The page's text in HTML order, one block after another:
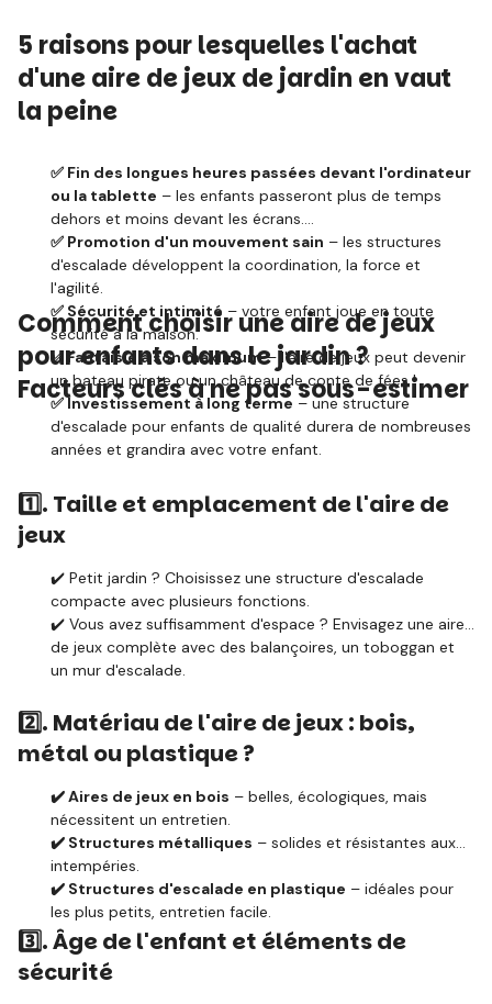
5 raisons pour lesquelles l'achat
d'une aire de jeux de jardin en vaut
la peine
✅ Fin des longues heures passées devant l'ordinateur
ou la tablette – les enfants passeront plus de temps
dehors et moins devant les écrans.
✅ Promotion d'un mouvement sain – les structures
d'escalade développent la coordination, la force et
l'agilité.
✅ Sécurité et intimité – votre enfant joue en toute
sécurité à la maison.
✅ Fantaisie à son maximum– l'aire de jeux peut devenir
un bateau pirate ou un château de conte de fées !
✅ Investissement à long terme – une structure
d'escalade pour enfants de qualité durera de nombreuses
années et grandira avec votre enfant.
Comment choisir une aire de jeux
pour enfants dans le jardin ?
Facteurs clés à ne pas sous-estimer
1️⃣. Taille et emplacement de l'aire de
jeux
✔️ Petit jardin ? Choisissez une structure d'escalade
compacte avec plusieurs fonctions.
✔️ Vous avez suffisamment d'espace ? Envisagez une aire
de jeux complète avec des balançoires, un toboggan et
un mur d'escalade.
2️⃣. Matériau de l'aire de jeux : bois,
métal ou plastique ?
✔️ Aires de jeux en bois – belles, écologiques, mais
nécessitent un entretien.
✔️ Structures métalliques – solides et résistantes aux
intempéries.
✔️ Structures d'escalade en plastique – idéales pour
les plus petits, entretien facile.
3️⃣.Âge de l'enfant et éléments de
sécurité